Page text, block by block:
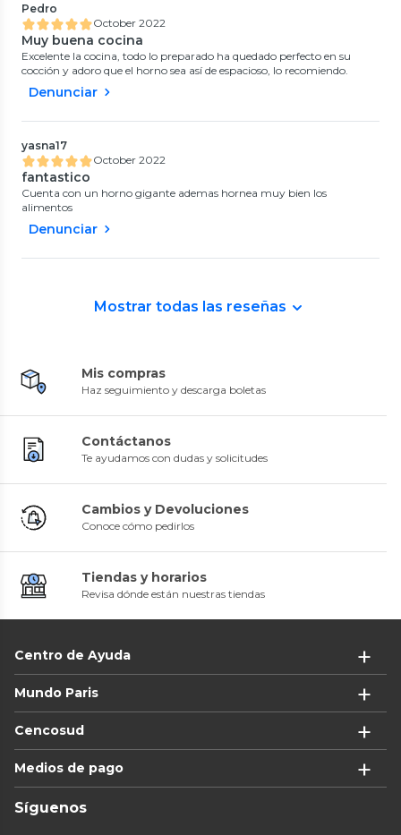
Pedro
October 2022
Muy buena cocina
Excelente la cocina, todo lo preparado ha quedado perfecto en su
cocción y adoro que el horno sea así de espacioso, lo recomiendo.
Denunciar
yasna17
October 2022
fantastico
Cuenta con un horno gigante ademas hornea muy bien los
alimentos
Denunciar
Mostrar todas las reseñas
Mis compras
Haz seguimiento y descarga boletas
Contáctanos
Te ayudamos con dudas y solicitudes
Cambios y Devoluciones
Conoce cómo pedirlos
Tiendas y horarios
Revisa dónde están nuestras tiendas
Centro de Ayuda
Mundo Paris
Cencosud
Medios de pago
Síguenos